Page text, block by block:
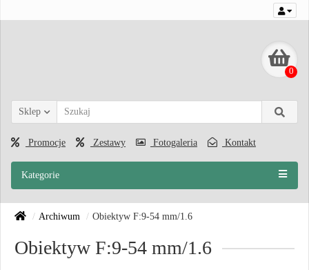
0
Sklep
Promocje Zestawy Fotogaleria Kontakt
Kategorie
Archiwum Obiektyw F:9-54 mm/1.6
Obiektyw F:9-54 mm/1.6